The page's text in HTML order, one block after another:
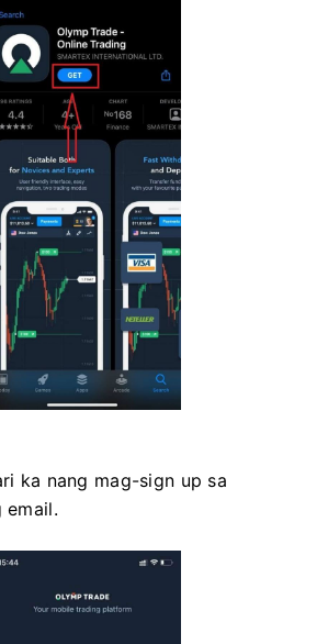
ka nang mag-sign up sa
email.